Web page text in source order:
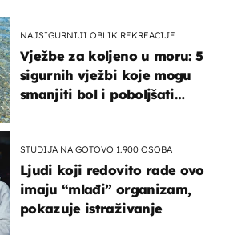
NAJSIGURNIJI OBLIK REKREACIJE
Vježbe za koljeno u moru: 5
sigurnih vježbi koje mogu
smanjiti bol i poboljšati
STUDIJA NA GOTOVO 1.900 OSOBA
Ljudi koji redovito rade ovo
imaju “mlađi” organizam,
pokazuje istraživanje